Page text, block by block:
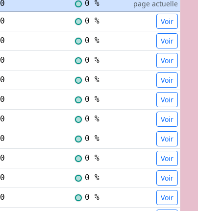
0 0 % page actuelle
0 0 % Voir
0 0 % Voir
0 0 % Voir
0 0 % Voir
0 0 % Voir
0 0 % Voir
0 0 % Voir
0 0 % Voir
0 0 % Voir
0 0 % Voir